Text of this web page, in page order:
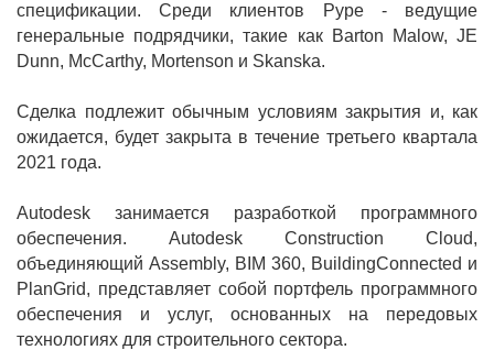
спецификации. Среди клиентов Pype - ведущие
генеральные подрядчики, такие как Barton Malow, JE
Dunn, McCarthy, Mortenson и Skanska.
Сделка подлежит обычным условиям закрытия и, как
ожидается, будет закрыта в течение третьего квартала
2021 года.
Autodesk занимается разработкой программного
обеспечения. Autodesk Construction Cloud,
объединяющий Assembly, BIM 360, BuildingConnected и
PlanGrid, представляет собой портфель программного
обеспечения и услуг, основанных на передовых
технологиях для строительного сектора.